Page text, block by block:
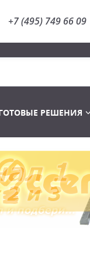
+7 (495) 749 66 09
Лампы
РЕШЕНИЯ